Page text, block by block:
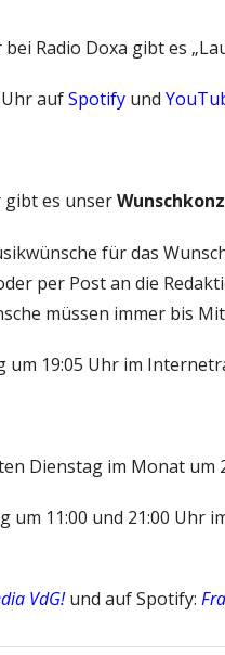
Radio Doxa gibt es
aufSpotify und
gibt es unser
für das
per Post an die
müssen immer bis
um 19:05 Uhr im
Dienstag im Monat um
um 11:00 und 21:00 Uhr
VdG!und auf Spotify: